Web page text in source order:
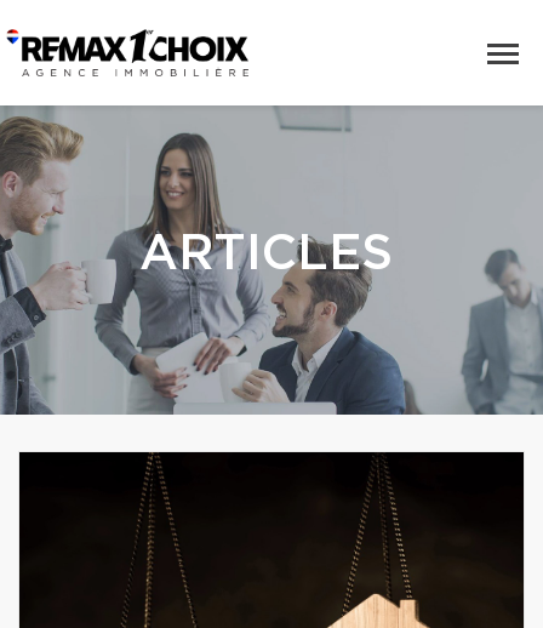
ARTICLES